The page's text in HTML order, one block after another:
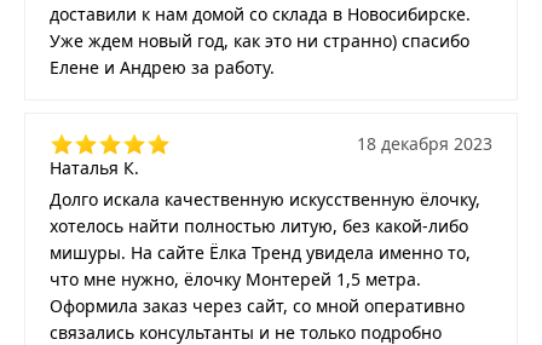
доставили к нам домой со склада в Новосибирске.
Уже ждем новый год, как это ни странно) спасибо
Елене и Андрею за работу.
Наталья К.
18 декабря 2023
Долго искала качественную искусственную ёлочку,
хотелось найти полностью литую, без какой-либо
мишуры. На сайте Ёлка Тренд увидела именно то,
что мне нужно, ёлочку Монтерей 1,5 метра.
Оформила заказ через сайт, со мной оперативно
связались консультанты и не только подробно